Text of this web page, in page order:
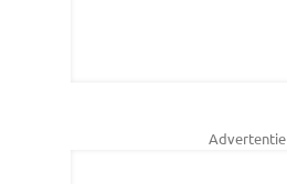
Advertentie